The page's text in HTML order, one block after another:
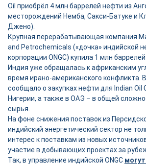
Oil приобрёл 4 млн баррелей нефти из
месторождений Немба, Сакси-Батуке и
Джено).
Крупная перерабатывающая компания
and Petrochemicals («дочка» индийской
корпорации ONGC) купила 1 млн
Индия уже обращалась к африканским
время ирано-американского конфликта.
сообщало о закупках нефти для Indian Oil
Нигерии, а также в ОАЭ – в общей
сырья.
На фоне снижения поставок из
индийский энергетический сектор не
интерес к поставкам из новых
участие в добывающих проектах за
Так, в управление индийской ONGC